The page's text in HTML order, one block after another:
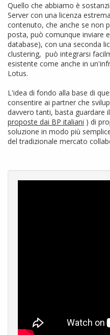
Quello che abbiamo è
Server con una licenza
contenuto, che anche se non
posta, può comunque inviare
database), con una seconda
clustering, può integrarsi
esistente come anche in
Lotus.
L'idea di fondo alla base di
consentire ai partner che
davvero tanti, basta guardare
proposte dai BP italiani ) di
soluzione in modo più
del tradizionale mercato